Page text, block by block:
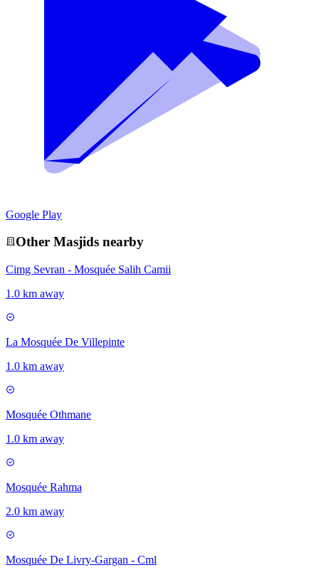
Google Play
Other Masjids nearby
Cimg Sevran - Mosquée Salih Camii
1.0 km away
La Mosquée De Villepinte
1.0 km away
Mosquée Othmane
1.0 km away
Mosquée Rahma
2.0 km away
Mosquée De Livry-Gargan - Cml